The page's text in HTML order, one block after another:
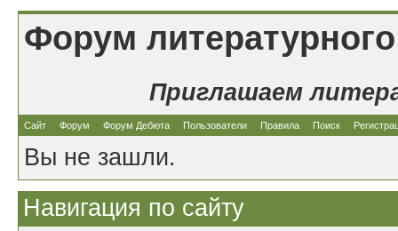
Форум
Приглашаем
Сайт Форум Форум Дебюта Пользователи Правила Поиск
Вы не зашли.
Навигация по сайту